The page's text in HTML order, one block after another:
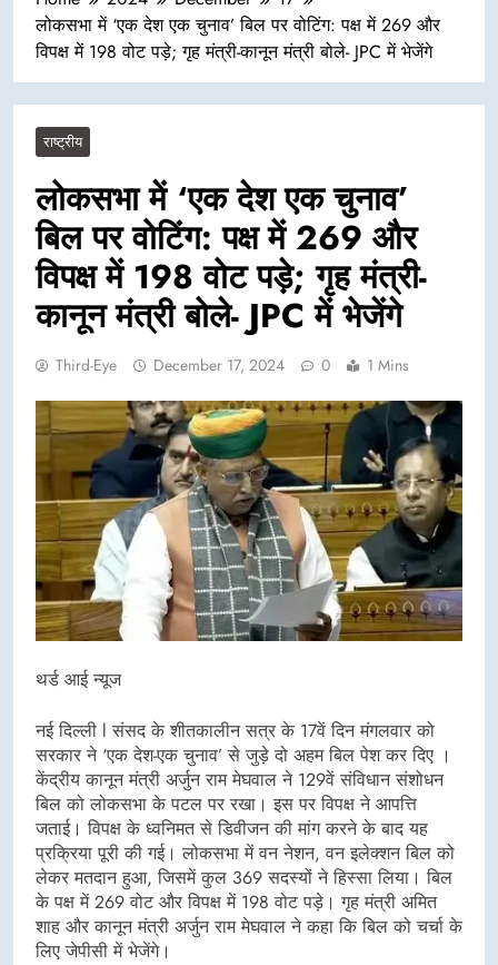
लोकसभा में ‘एक देश एक चुनाव’ बिल पर वोटिंग: पक्ष में 269 और
विपक्ष में 198 वोट पड़े; गृह मंत्री-कानून मंत्री बोले- JPC में भेजेंगे
राष्ट्रीय
लोकसभा में ‘एक देश एक चुनाव’
बिल पर वोटिंग: पक्ष में 269 और
विपक्ष में 198 वोट पड़े; गृह मंत्री-
कानून मंत्री बोले- JPC में भेजेंगे
Third-Eye December 17, 2024 0 1 Mins
थर्ड आई न्यूज
नई दिल्ली l संसद के शीतकालीन सत्र के 17वें दिन मंगलवार को
सरकार ने ‘एक देश-एक चुनाव’ से जुड़े दो अहम बिल पेश कर दिए ।
केंद्रीय कानून मंत्री अर्जुन राम मेघवाल ने 129वें संविधान संशोधन
बिल को लोकसभा के पटल पर रखा। इस पर विपक्ष ने आपत्ति
जताई। विपक्ष के ध्वनिमत से डिवीजन की मांग करने के बाद यह
प्रक्रिया पूरी की गई। लोकसभा में वन नेशन, वन इलेक्शन बिल को
लेकर मतदान हुआ, जिसमें कुल 369 सदस्यों ने हिस्सा लिया। बिल
के पक्ष में 269 वोट और विपक्ष में 198 वोट पड़े। गृह मंत्री अमित
शाह और कानून मंत्री अर्जुन राम मेघवाल ने कहा कि बिल को चर्चा के
लिए जेपीसी में भेजेंगे।